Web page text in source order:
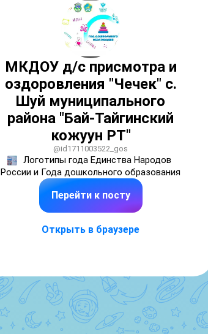
МКДОУ д/с присмотра и
оздоровления "Чечек" с.
Шуй муниципального
района "Бай-Тайгинский
кожуун РТ"
@id1711003522_gos
Логотипы года Единства Народов
России и Года дошкольного образования
Перейти к посту
Открыть в браузере